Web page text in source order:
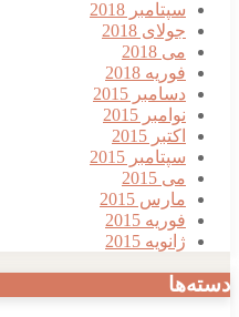
سپتامبر 2018
جولای 2018
می 2018
فوریه 2018
دسامبر 2015
نوامبر 2015
اکتبر 2015
سپتامبر 2015
می 2015
مارس 2015
فوریه 2015
ژانویه 2015
دسته‌ها